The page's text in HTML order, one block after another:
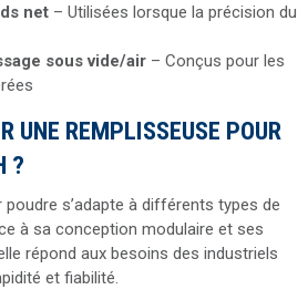
net– Utilisées lorsque la précision du
sous vide/air– Conçus pour les
UNE REMPLISSEUSE POUR
?
s’adapte à différents types de
à sa conception modulaire et ses
répond aux besoins des industriels
et fiabilité.